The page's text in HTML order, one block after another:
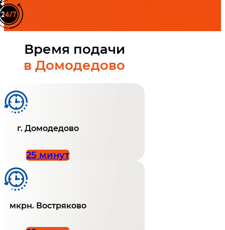
Время подачи
в Домодедово
г. Домодедово
25 минут
мкрн. Востряково